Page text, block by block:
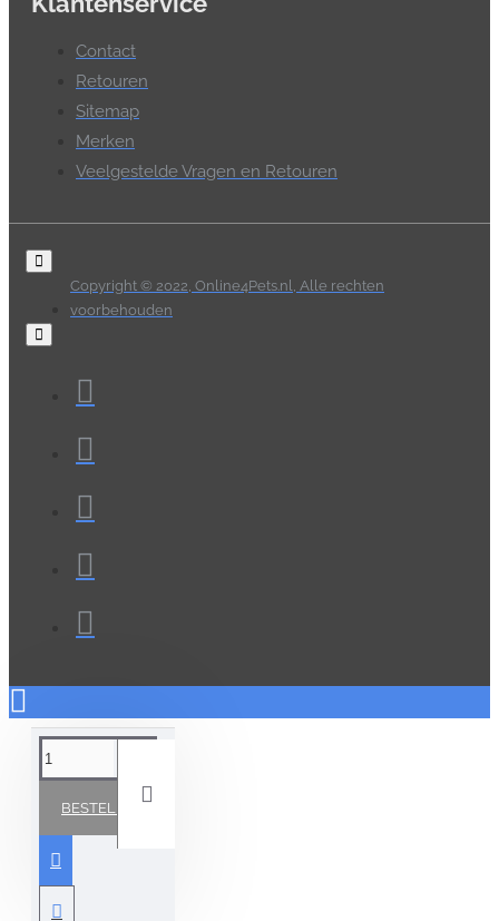
BESTELLEN
Contact
Retouren
Sitemap
Merken
Veelgestelde Vragen en Retouren
Copyright © 2022, Online4Pets.nl, Alle rechten
voorbehouden